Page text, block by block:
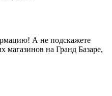
А не подскажете
магазинов на Гранд Базаре,